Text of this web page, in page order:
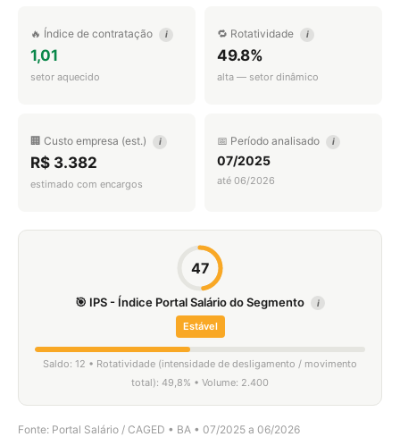
🔥 Índice de contratação i
1,01
setor aquecido
🔁 Rotatividade i
49.8%
alta — setor dinâmico
🏢 Custo empresa (est.) i
R$ 3.382
estimado com encargos
📅 Período analisado i
07/2025
até 06/2026
47
🎯 IPS - Índice Portal Salário do Segmento i
Estável
Saldo: 12 • Rotatividade (intensidade de desligamento / movimento
total): 49,8% • Volume: 2.400
Fonte: Portal Salário / CAGED • BA • 07/2025 a 06/2026